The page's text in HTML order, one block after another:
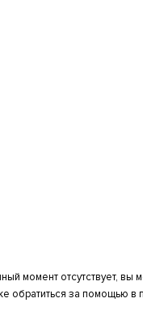
момент отсутствует, вы
обратиться за помощью в